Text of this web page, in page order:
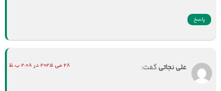
پاسخ
علی نجاتیگفت: 28 می 2025 در 2:08 ب.ظ